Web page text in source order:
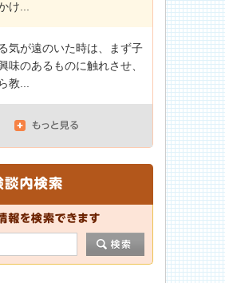
け...
気が遠のいた時は、まず子
味のあるものに触れさせ、
教...